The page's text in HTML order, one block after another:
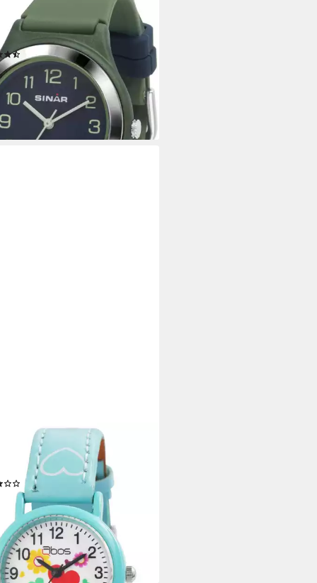
XB-48-3, Armbanduhr,
bis 10 bar wasserd.
(106)
€
- in 2-3 Werktagen bei dir
Luca, silberfarbig,
Kinder Armbanduhr
(2)
- in 2-3 Werktagen bei dir
+3